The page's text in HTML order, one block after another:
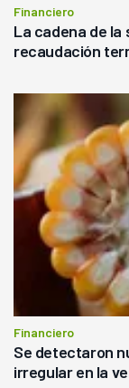
Financiero
La cadena de la
recaudación
Financiero
Se detectaron
irregular en la